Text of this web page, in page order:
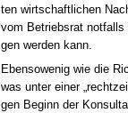
ten wirt­schaft­li­chen
vom Be­triebs­rat
gen wer­den kann.
Eben­so­we­nig wie die
was un­ter ei­ner
gen Be­ginn der